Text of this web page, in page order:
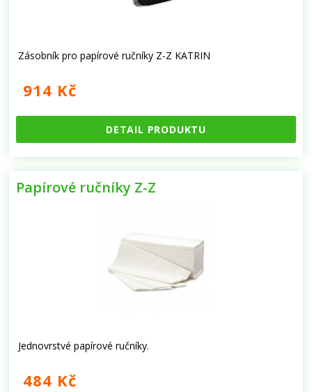
Zásobník pro papírové ručníky Z-Z KATRIN
914 Kč
DETAIL PRODUKTU
Papírové ručníky Z-Z
Jednovrstvé papírové ručníky.
484 Kč